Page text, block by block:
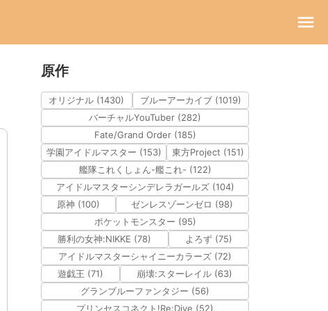
原作
オリジナル (1430)
ブルーアーカイブ (1019)
バーチャルYouTuber (282)
Fate/Grand Order (185)
学園アイドルマスター (153)
東方Project (151)
艦隊これくしょん-艦これ- (122)
アイドルマスターシンデレラガールズ (104)
原神 (100)
ゼンレスゾーンゼロ (98)
ポケットモンスター (95)
勝利の女神:NIKKE (78)
よろず (75)
アイドルマスターシャイニーカラーズ (72)
遊戯王 (71)
崩壊:スターレイル (63)
グランブルーファンタジー (56)
プリンセスコネクト!Re:Dive (52)